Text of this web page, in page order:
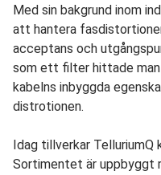
Med sin bakgrund inom
att hantera
acceptans och
som ett filter hittade
kabelns inbyggda
distrotionen.
Idag tillverkar TelluriumQ
Sortimentet är uppbyggt